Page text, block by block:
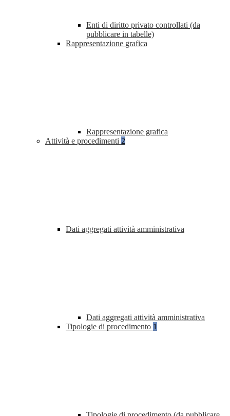
Enti di diritto privato controllati (da
pubblicare in tabelle)
Rappresentazione grafica
Rappresentazione grafica
Attività e procedimenti 2
Dati aggregati attività amministrativa
Dati aggregati attività amministrativa
Tipologie di procedimento 1